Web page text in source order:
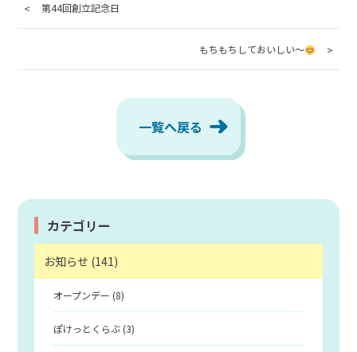
0238-23-9261
月曜日～金曜日／9:00～17:00
お問い合わせ
24時間受付中
第44回創立記念日
もちもちしておいしい～
一覧へ戻る
カテゴリー
お知らせ (141)
オープンデー (8)
ぽけっとくらぶ (3)